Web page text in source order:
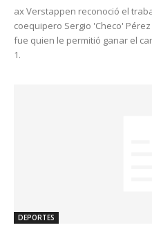
ax Verstappen reconoció el
coequipero Sergio 'Checo'
fue quien le permitió ganar el
1.
DEPORTES